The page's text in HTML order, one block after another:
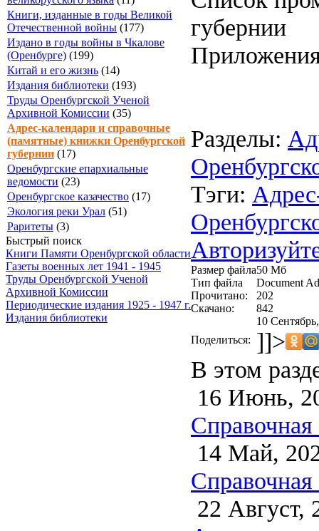
Книги, изданные в годы Великой
Отечественной войны (177)
Издано в годы войны в Чкалове
(Оренбурге) (199)
Китай и его жизнь (14)
Издания библиотеки (193)
Труды Оренбургской Ученой
Архивной Комиссии (35)
Адрес-календари и справочные
(памятные) книжки Оренбургской
губернии (17)
Оренбургские епархиальные
ведомости (23)
Оренбургское казачество (17)
Экология реки Урал (51)
Раритеты (3)
Быстрый поиск
Книги Памяти Оренбургской области
Газеты военных лет 1941 - 1945
Труды Оренбургской Ученой
Архивной Комиссии
Периодические издания 1925 - 1947 г.
Издания библиотеки
губернии
Разделы:
Тэги:
Размер файла50 Мб
Тип файла
Document
Прочитано:
202
Скачано:
842
10
Поделиться: ]]>
В этом
16 Июнь,
14 Май,
22 Август,